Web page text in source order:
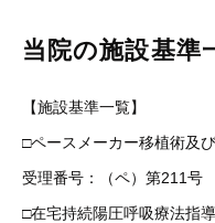
当院の施設基準
【施設基準一覧】
□ペースメーカー移植術及
受理番号：（ペ）第211号
□在宅持続陽圧呼吸療法指